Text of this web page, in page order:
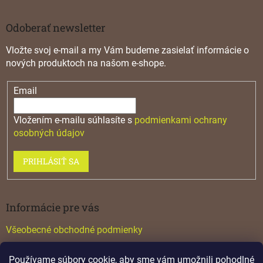
Používame súbory cookie, aby sme vám umožnili pohodlné
Odoberať newsletter
Vložte svoj e-mail a my Vám budeme zasielať informácie o
nových produktoch na našom e-shope.
Email
Vložením e-mailu súhlasíte s podmienkami ochrany
osobných údajov
PRIHLÁSIŤ SA
Informácie pre vás
Všeobecné obchodné podmienky